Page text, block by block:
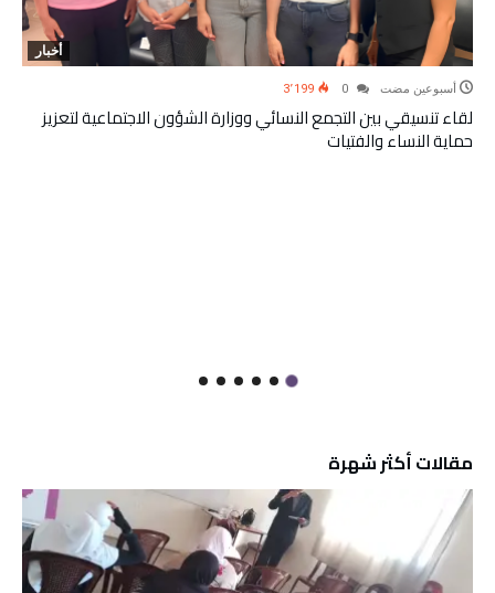
أخبار
‫‫‫‏‫أسبوعين مضت‬ 3٬199
لقاء تنسيقي بين التجمع النسائي ووزارة الشؤون الاجتماعية لتعزيز
حماية النساء والفتيات
مقالات أكثر شهرة